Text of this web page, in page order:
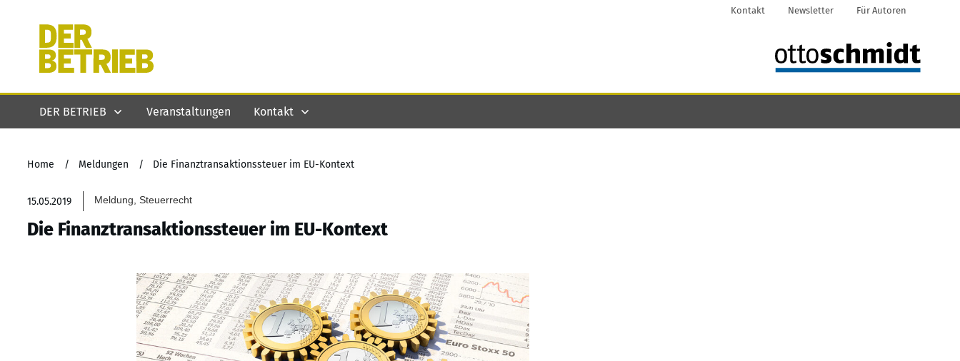
Kontakt Newsletter Für Autoren
DER BETRIEB Veranstaltungen Kontakt
Home / Meldungen / Die Finanztransaktionssteuer im EU-Kontext
15.05.2019 Meldung, Steuerrecht
Die Finanztransaktionssteuer im EU-Kontext